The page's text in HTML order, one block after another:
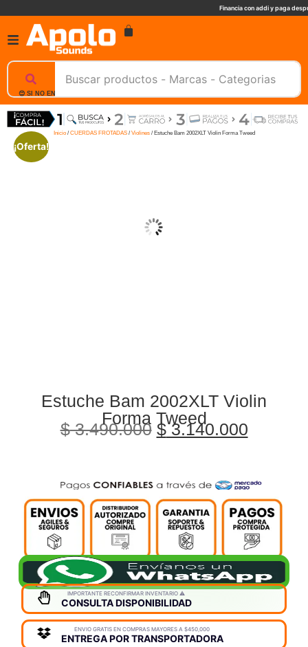
Financia con addi y paga
😊 SI NO ENCUENTRAS UN PRODUCTO, NOSOTROS TE AYUDAMOS, ESCRIBENOS. 📲
Inicio/ CUERDAS FROTADAS/ Violines/ Estuche Bam 2002XLT Violin Forma Tweed
¡Oferta!
Estuche Bam 2002XLT Violin
Forma Tweed
$3.490.000 $3.140.000
IMPORTANTE RECONFIRMAR INVENTARIO ⚠️
CONSULTA DISPONIBILIDAD
ENVIO GRATIS EN COMPRAS MAYORES A $450,000
ENTREGA POR TRANSPORTADORA